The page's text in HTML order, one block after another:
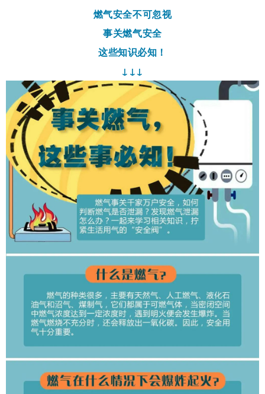
燃气安全不可忽视
事关燃气安全
这些知识必知！
↓ ↓↓